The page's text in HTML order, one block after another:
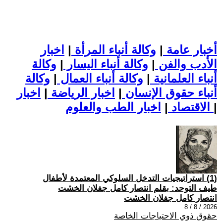
أخبار عامة | وكالة أنباء المرأة | اخبار
الأدب والفن | وكالة أنباء اليسار | وكالة
أنباء العلمانية | وكالة أنباء العمال | وكالة
أنباء حقوق الإنسان | اخبار الرياضة | اخبار
الاقتصاد | |
(1) استراتيجيات التدخل السلوكي المعتمدة لأطفال
طيف التوحد: بقلم انتصار كامل جفلان الخشت
انتصار كامل جفلان الخشت
2026 / 8 / 8
حقوق ذوي الاحتياجات الخاصة